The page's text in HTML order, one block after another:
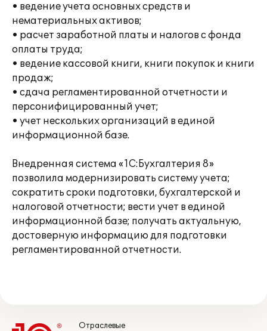
• ведение учета основных средств и
нематериальных активов;
• расчет заработной платы и налогов с фонда
оплаты труда;
• ведение кассовой книги, книги покупок и книги
продаж;
• сдача регламентированной отчетности и
персонифицированный учет;
• учет нескольких организаций в единой
информационной базе.
Внедренная система «1С:Бухгалтерия 8»
позволила модернизировать систему учета;
сократить сроки подготовки, бухгалтерской и
налоговой отчетности; вести учет в единой
информационной базе; получать актуальную,
достоверную информацию для подготовки
регламентированной отчетности.
Отраслевые